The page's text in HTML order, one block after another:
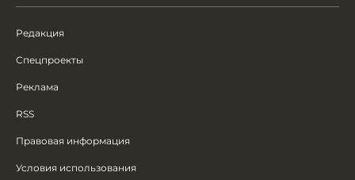
Редакция
Спецпроекты
Реклама
RSS
Правовая информация
Условия использования